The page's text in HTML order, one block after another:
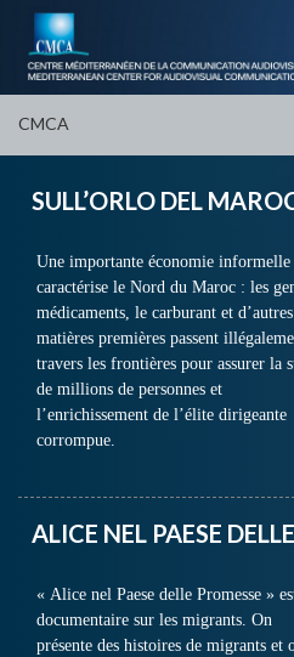
CMCA
SULL’ORLO DEL
Une importante économie informelle
caractérise le Nord du Maroc : les
médicaments, le carburant et d’autres
matières premières passent
travers les frontières pour assurer la
de millions de personnes et
l’enrichissement de l’élite dirigeante
corrompue.
ALICE NEL PAESE
« Alice nel Paese delle Promesse »
documentaire sur les migrants. On
présente des histoires de migrants et